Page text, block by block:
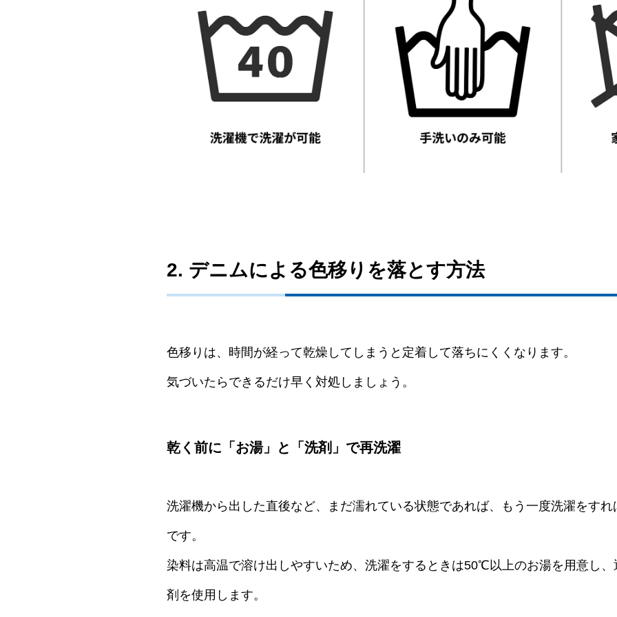
2. デニムによる色移りを落とす方法
色移りは、時間が経って乾燥してしまうと定着して落ちにくくなります。
気づいたらできるだけ早く対処しましょう。
乾く前に「お湯」と「洗剤」で再洗濯
洗濯機から出した直後など、まだ濡れている状態であれば、もう一度洗濯をす
です。
染料は高温で溶け出しやすいため、洗濯をするときは50℃以上のお湯を用意し
剤を使用します。